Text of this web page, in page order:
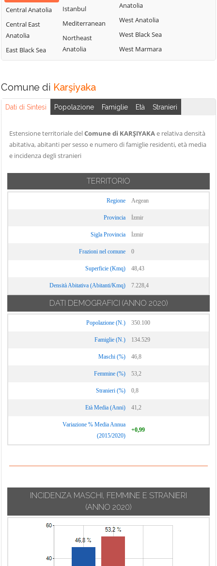
Central Anatolia
Central East
Anatolia
East Black Sea
Istanbul
Mediterranean
Northeast
Anatolia
Anatolia
West Anatolia
West Black Sea
West Marmara
Comune di Karşiyaka
Dati di Sintesi Popolazione Famiglie Età Stranieri
Estensione territoriale delComune di KARŞIYAKAe relativa densità
abitativa, abitanti per sesso e numero di famiglie residenti, età media
e incidenza degli stranieri
TERRITORIO
Regione Aegean
Provincia İzmir
Sigla Provincia İzmir
Frazioni nel comune 0
Superficie (Kmq) 48,43
Densità Abitativa (Abitanti/Kmq) 7.228,4
DATI DEMOGRAFICI (ANNO 2020)
Popolazione (N.) 350.100
Famiglie (N.) 134.529
Maschi (%) 46,8
Femmine (%) 53,2
Stranieri (%) 0,8
Età Media (Anni) 41,2
Variazione % Media Annua
(2015/2020)
+0,99
INCIDENZA MASCHI, FEMMINE E STRANIERI
(ANNO 2020)